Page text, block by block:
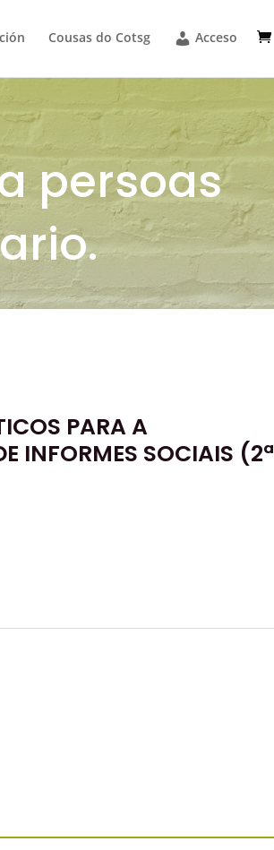
Cousas do Cotsg Acceso
persoas
PARA A
INFORMES SOCIAIS (2ª